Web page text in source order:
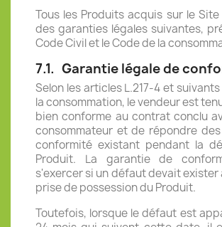
Tous les Produits acquis sur le
des garanties légales suivantes,
Code Civil et le Code de la
7.1. Garantie légale de
Selon les articles L.217-4 et
la consommation, le vendeur est
bien conforme au contrat conclu
consommateur et de répondre
conformité existant pendant la
Produit. La garantie de
s'exercer si un défaut devait exister
prise de possession du Produit.
Toutefois, lorsque le défaut est